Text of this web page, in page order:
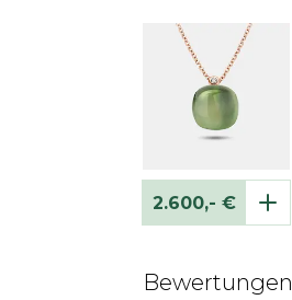
Zitronenquarz
2.600,- €
Bewertungen